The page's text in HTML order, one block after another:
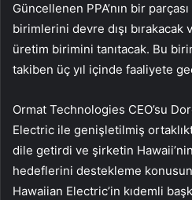
Güncellenen PPA’nın bir
birimlerini devre dışı bırakacak
üretim birimini tanıtacak. Bu
takiben üç yıl içinde faaliyete
Ormat Technologies CEO’su
Electric ile genişletilmiş
dile getirdi ve şirketin
hedeflerini destekleme
Hawaiian Electric’in kıdemli